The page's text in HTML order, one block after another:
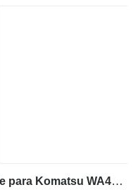
424-03-41612 enfriador de aceite para Komatsu WA430-6 cargadora de ruedas